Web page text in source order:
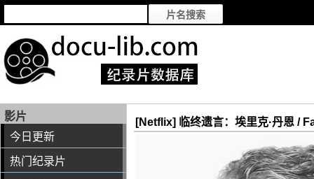
影片
今日更新
热门纪录片
[Netflix] 临终遗言：埃里克·丹恩 /